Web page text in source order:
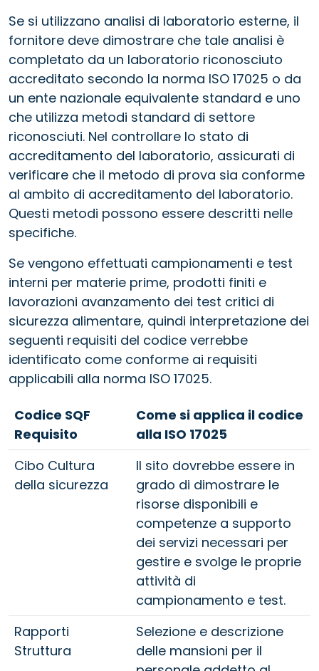
Se si utilizzano analisi di laboratorio esterne, il
fornitore deve dimostrare che tale analisi è
completato da un laboratorio riconosciuto
accreditato secondo la norma ISO 17025 o da
un ente nazionale equivalente standard e uno
che utilizza metodi standard di settore
riconosciuti. Nel controllare lo stato di
accreditamento del laboratorio, assicurati di
verificare che il metodo di prova sia conforme
al ambito di accreditamento del laboratorio.
Questi metodi possono essere descritti nelle
specifiche.
Se vengono effettuati campionamenti e test
interni per materie prime, prodotti finiti e
lavorazioni avanzamento dei test critici di
sicurezza alimentare, quindi interpretazione dei
seguenti requisiti del codice verrebbe
identificato come conforme ai requisiti
applicabili alla norma ISO 17025.
Codice SQF
Requisito
Come si applica il codice
alla ISO 17025
Cibo Cultura
della sicurezza
Il sito dovrebbe essere in
grado di dimostrare le
risorse disponibili e
competenze a supporto
dei servizi necessari per
gestire e svolge le proprie
attività di
campionamento e test.
Rapporti
Struttura
Selezione e descrizione
delle mansioni per il